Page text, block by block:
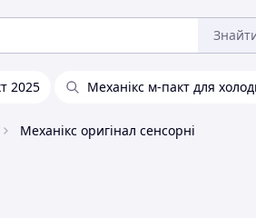
2025 Механікс м-пакт для
Механікс оригінал сенсорні